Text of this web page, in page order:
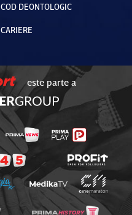
COD DEONTOLOGIC
CARIERE
este parte a